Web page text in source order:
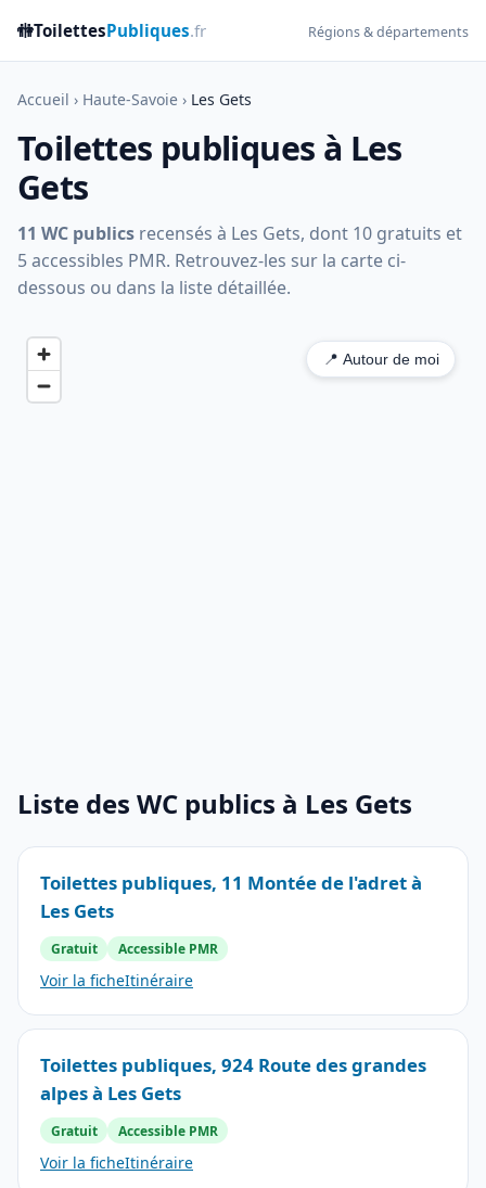
🚻ToilettesPubliques.fr Régions & départements
Accueil › Haute-Savoie › Les Gets
Toilettes publiques à Les
Gets
11 WC publics recensés à Les Gets, dont 10 gratuits et
5 accessibles PMR. Retrouvez-les sur la carte ci-
dessous ou dans la liste détaillée.
📍 Autour de moi
Liste des WC publics à Les Gets
Toilettes publiques, 11 Montée de l'adret à
Les Gets
Gratuit Accessible PMR
Voir la ficheItinéraire
Toilettes publiques, 924 Route des grandes
alpes à Les Gets
Gratuit Accessible PMR
Voir la ficheItinéraire